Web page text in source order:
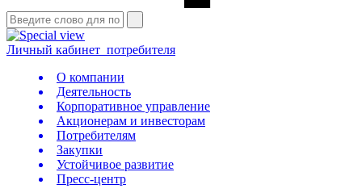
Личный кабинет потребителя
О компании
Деятельность
Корпоративное управление
Акционерам и инвесторам
Потребителям
Закупки
Устойчивое развитие
Пресс-центр